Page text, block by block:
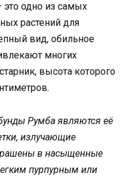
это одно из самых
растений для
вид, обильное
многих
высота которого
Румба являются её
излучающие
в насыщенные
пурпурным или